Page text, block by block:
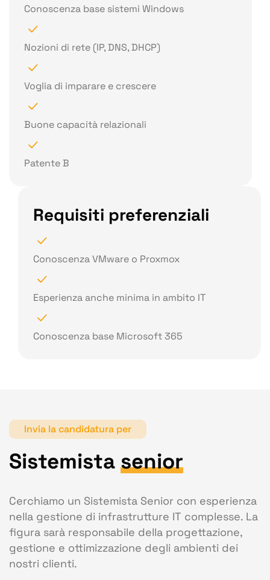
Conoscenza base sistemi Windows
Nozioni di rete (IP, DNS, DHCP)
Voglia di imparare e crescere
Buone capacità relazionali
Patente B
Requisiti preferenziali
Conoscenza VMware o Proxmox
Esperienza anche minima in ambito IT
Conoscenza base Microsoft 365
Invia la candidatura per
Sistemista senior
Cerchiamo un Sistemista Senior con esperienza
nella gestione di infrastrutture IT complesse. La
figura sarà responsabile della progettazione,
gestione e ottimizzazione degli ambienti dei
nostri clienti.